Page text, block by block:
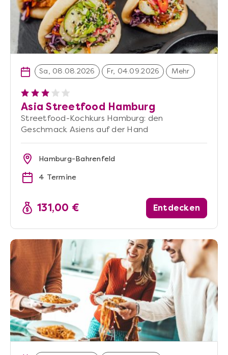
Sa, 08.08.2026 Fr, 04.09.2026 Mehr
Asia Streetfood Hamburg
Streetfood-Kochkurs Hamburg: den
Geschmack Asiens auf der Hand
Hamburg-Bahrenfeld
4 Termine
131,00 € Entdecken